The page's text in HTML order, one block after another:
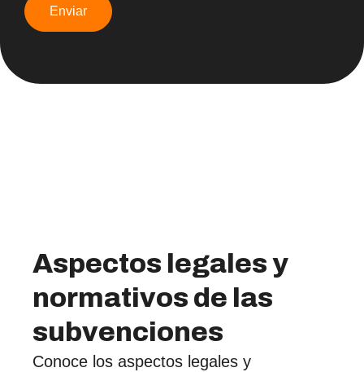
Aspectos legales y
normativos de las
subvenciones
Conoce los aspectos legales y